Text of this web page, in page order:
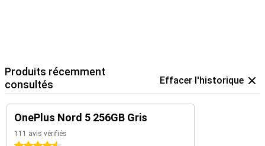
Produits récemment
consultés
Effacer l'historique
OnePlus Nord 5 256GB Gris
111 avis vérifiés